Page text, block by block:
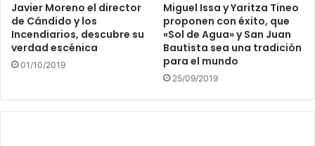
Javier Moreno el director
de Cándido y los
Incendiarios, descubre su
verdad escénica
01/10/2019
Miguel Issa y Yaritza Tineo
proponen con éxito, que
«Sol de Agua» y San Juan
Bautista sea una tradición
para el mundo
25/09/2019